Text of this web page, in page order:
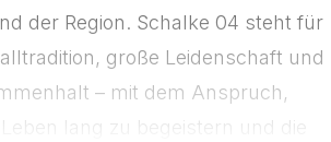
der Region. Schalke 04 steht für
große Leidenschaft und
– mit dem Anspruch,
lang zu begeistern und die